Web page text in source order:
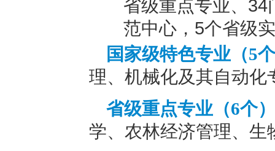
省级重点专业、
范中心，5个省级
国家级特色专业（5
理、机械化及其自动化
省级重点专业（6个）
学、农林经济管理、生